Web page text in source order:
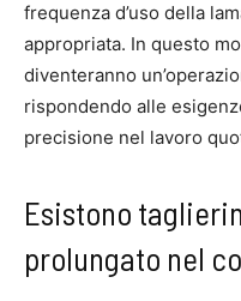
frequenza d’uso della
appropriata. In questo
diventeranno
rispondendo alle
precisione nel lavoro
Esistono
prolungato nel